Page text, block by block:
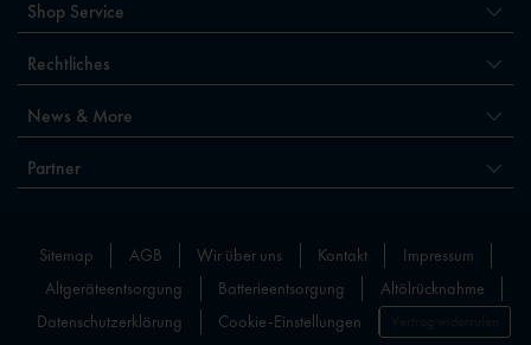
Shop Service
Rechtliches
News & More
Partner
Sitemap AGB Wir über uns Kontakt
Impressum
Altgeräteentsorgung
Batterieentsorgung
Altölrücknahme
Datenschutzerklärung
Cookie-Einstellungen